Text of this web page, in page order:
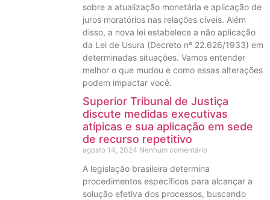
sobre a atualização monetária e aplicação de
juros moratórios nas relações cíveis. Além
disso, a nova lei estabelece a não aplicação
da Lei de Usura (Decreto nº 22.626/1933) em
determinadas situações. Vamos entender
melhor o que mudou e como essas alterações
podem impactar você.
Superior Tribunal de Justiça
discute medidas executivas
atípicas e sua aplicação em sede
de recurso repetitivo
agosto 14, 2024 Nenhum comentário
A legislação brasileira determina
procedimentos específicos para alcançar a
solução efetiva dos processos, buscando